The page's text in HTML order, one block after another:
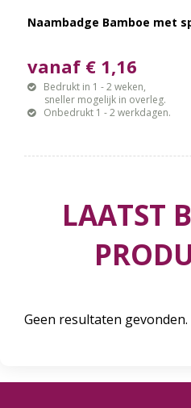
Naambadge Bamboe met
vanaf € 1,16
Bedrukt in 1 - 2 weken,
sneller mogelijk in overleg.
Onbedrukt 1 - 2 werkdagen.
LAATST
Geen resultaten gevonden.